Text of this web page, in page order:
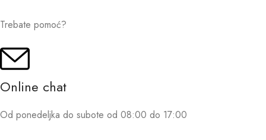
Trebate pomoć?
Online chat
Od ponedeljka do subote od 08:00 do 17:00